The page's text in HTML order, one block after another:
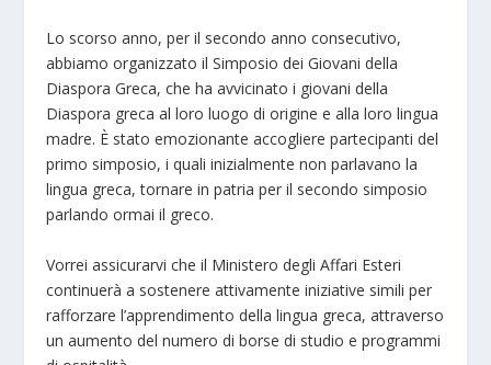
Lo scorso anno, per il secondo anno consecutivo,
abbiamo organizzato il Simposio dei Giovani della
Diaspora Greca, che ha avvicinato i giovani della
Diaspora greca al loro luogo di origine e alla loro lingua
madre. È stato emozionante accogliere partecipanti del
primo simposio, i quali inizialmente non parlavano la
lingua greca, tornare in patria per il secondo simposio
parlando ormai il greco.
Vorrei assicurarvi che il Ministero degli Affari Esteri
continuerà a sostenere attivamente iniziative simili per
rafforzare l’apprendimento della lingua greca, attraverso
un aumento del numero di borse di studio e programmi